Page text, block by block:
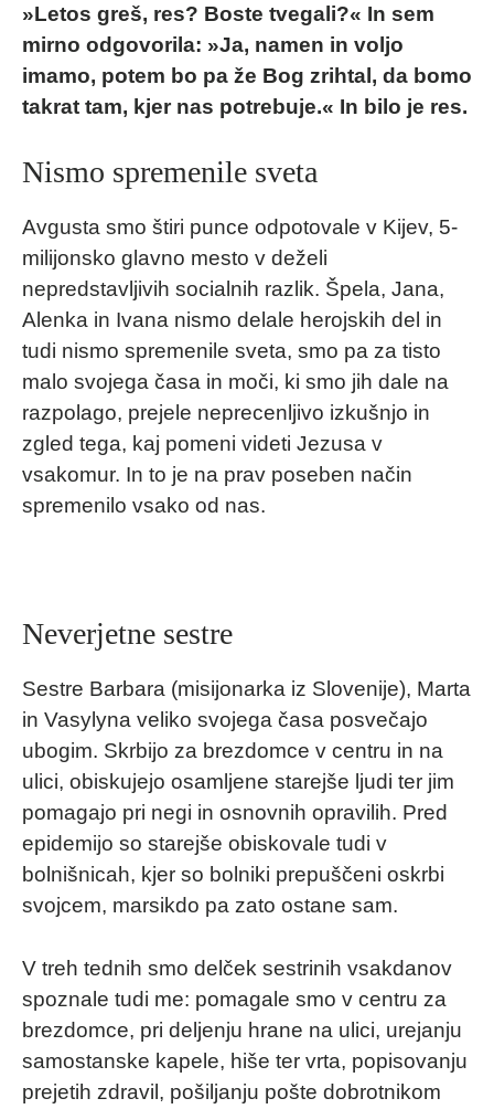
»Letos greš, res? Boste tvegali?« In sem
mirno odgovorila: »Ja, namen in voljo
imamo, potem bo pa že Bog zrihtal, da bomo
takrat tam, kjer nas potrebuje.« In bilo je res.
Nismo spremenile sveta
Avgusta smo štiri punce odpotovale v Kijev, 5-
milijonsko glavno mesto v deželi
nepredstavljivih socialnih razlik. Špela, Jana,
Alenka in Ivana nismo delale herojskih del in
tudi nismo spremenile sveta, smo pa za tisto
malo svojega časa in moči, ki smo jih dale na
razpolago, prejele neprecenljivo izkušnjo in
zgled tega, kaj pomeni videti Jezusa v
vsakomur. In to je na prav poseben način
spremenilo vsako od nas.
Neverjetne sestre
Sestre Barbara (misijonarka iz Slovenije), Marta
in Vasylyna veliko svojega časa posvečajo
ubogim. Skrbijo za brezdomce v centru in na
ulici, obiskujejo osamljene starejše ljudi ter jim
pomagajo pri negi in osnovnih opravilih. Pred
epidemijo so starejše obiskovale tudi v
bolnišnicah, kjer so bolniki prepuščeni oskrbi
svojcem, marsikdo pa zato ostane sam.
V treh tednih smo delček sestrinih vsakdanov
spoznale tudi me: pomagale smo v centru za
brezdomce, pri deljenju hrane na ulici, urejanju
samostanske kapele, hiše ter vrta, popisovanju
prejetih zdravil, pošiljanju pošte dobrotnikom